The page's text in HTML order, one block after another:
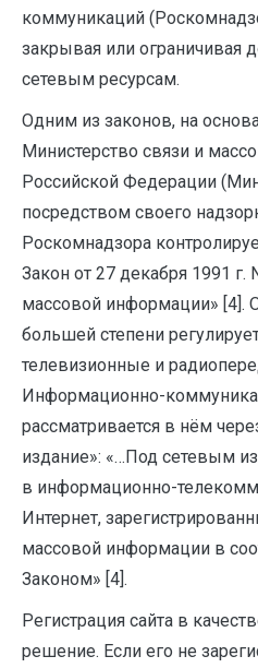
коммуникаций
закрывая или ограничивая
сетевым ресурсам.
Одним из законов, на
Министерство связи и
Российской Федерации
посредством своего
Роскомнадзора
Закон от 27 декабря 1991 г.
массовой информации» [4].
большей степени
телевизионные и
Информационно-
рассматривается в нём
издание»: «…Под сетевым
в информационно-
Интернет,
массовой информации в
Законом» [4].
Регистрация сайта в
решение. Если его не